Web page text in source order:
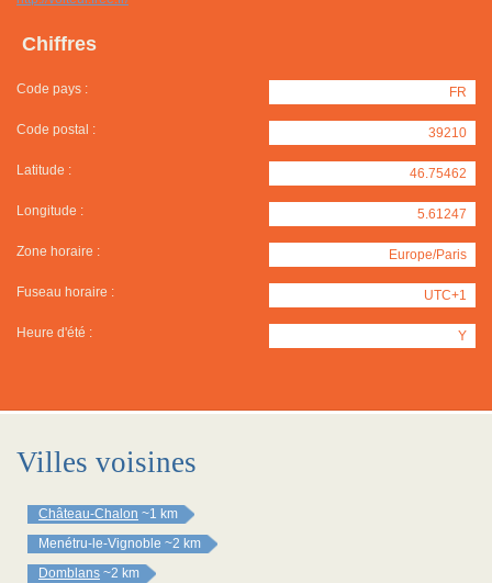
Chiffres
Code pays : FR
Code postal : 39210
Latitude : 46.75462
Longitude : 5.61247
Zone horaire : Europe/Paris
Fuseau horaire : UTC+1
Heure d'été : Y
Villes voisines
Château-Chalon ~1 km
Menétru-le-Vignoble ~2 km
Domblans ~2 km